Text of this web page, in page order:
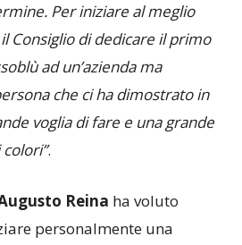
della Società anche
Per iniziare al meglio
Consiglio di dedicare il primo
ad un’azienda ma
che ci ha dimostrato in
voglia di fare e una grande
Reinaha voluto